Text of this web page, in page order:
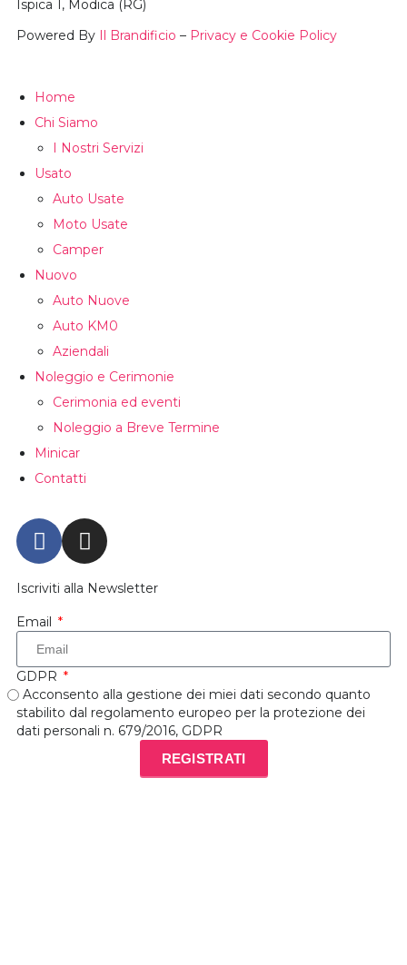
Ispica 1, Modica (RG)
Powered By Il Brandificio – Privacy e Cookie Policy
Home
Chi Siamo
I Nostri Servizi
Usato
Auto Usate
Moto Usate
Camper
Nuovo
Auto Nuove
Auto KM0
Aziendali
Noleggio e Cerimonie
Cerimonia ed eventi
Noleggio a Breve Termine
Minicar
Contatti
Iscriviti alla Newsletter
Email
GDPR
Acconsento alla gestione dei miei dati secondo quanto
stabilito dal regolamento europeo per la protezione dei
dati personali n. 679/2016, GDPR
REGISTRATI